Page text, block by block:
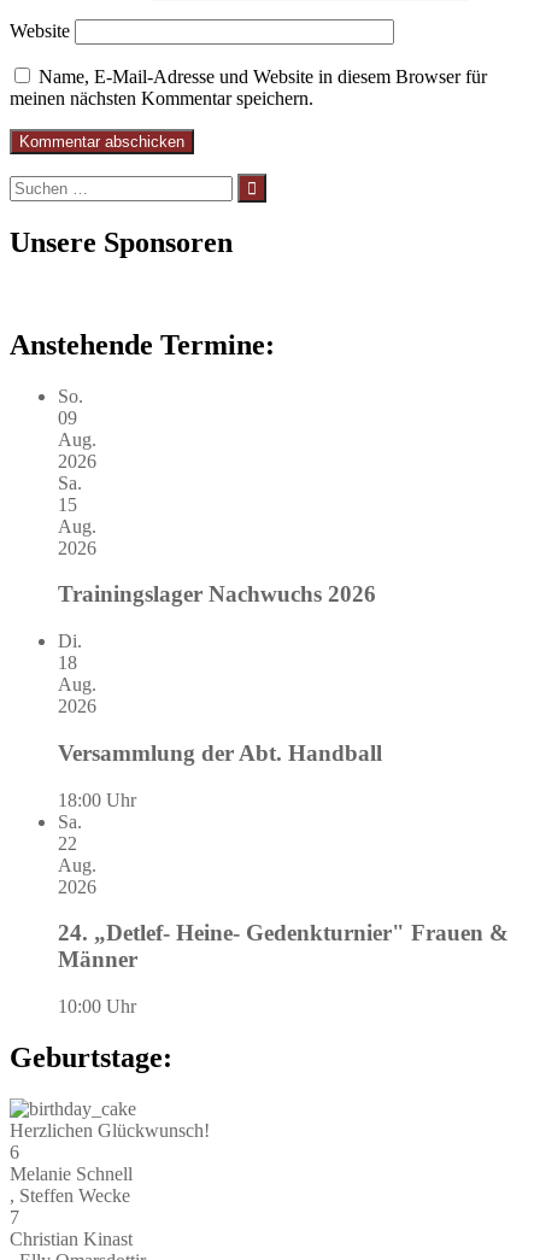
Website
Name, E-Mail-Adresse und Website in diesem Browser für
meinen nächsten Kommentar speichern.
Suchen
nach:
Unsere Sponsoren
Anstehende Termine:
So.
09
Aug.
2026
Sa.
15
Aug.
2026
Trainingslager Nachwuchs 2026
Di.
18
Aug.
2026
Versammlung der Abt. Handball
18:00 Uhr
Sa.
22
Aug.
2026
24. „Detlef- Heine- Gedenkturnier" Frauen &
Männer
10:00 Uhr
Geburtstage:
Herzlichen Glückwunsch!
6
Melanie Schnell
, Steffen Wecke
7
Christian Kinast